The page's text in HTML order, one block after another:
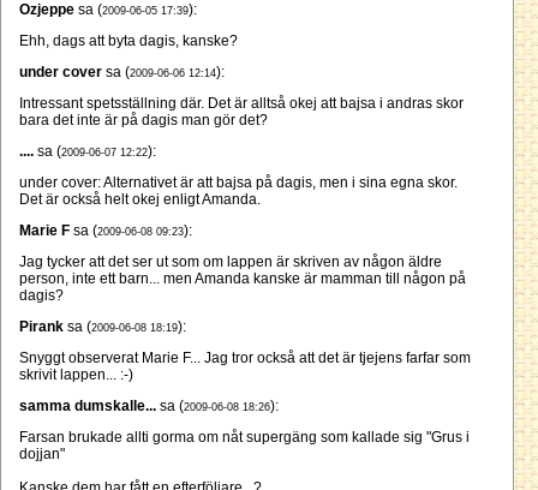
Ozjeppe sa (2009-06-05 17:39):
Ehh, dags att byta dagis, kanske?
under cover sa (2009-06-06 12:14):
Intressant spetsställning där. Det är alltså okej att bajsa i andras skor
bara det inte är på dagis man gör det?
.... sa (2009-06-07 12:22):
under cover: Alternativet är att bajsa på dagis, men i sina egna skor.
Det är också helt okej enligt Amanda.
Marie F sa (2009-06-08 09:23):
Jag tycker att det ser ut som om lappen är skriven av någon äldre
person, inte ett barn... men Amanda kanske är mamman till någon på
dagis?
Pirank sa (2009-06-08 18:19):
Snyggt observerat Marie F... Jag tror också att det är tjejens farfar som
skrivit lappen... :-)
samma dumskalle... sa (2009-06-08 18:26):
Farsan brukade allti gorma om nåt supergäng som kallade sig "Grus i
dojjan"